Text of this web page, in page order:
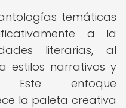
temáticas
a la
literarias, al
estilos narrativos y
Este enfoque
la paleta creativa